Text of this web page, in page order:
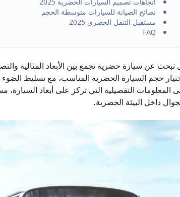
نصائح الصيانة للسيارات متوسطة الحجم
مستقبل التنقل الحضري 2025
FAQ
حجم السيارة الحضرية المناسب، مع تسليط
المعلومات التفصيلية التي تركز على أبعاد السيارة،
داخل البيئة الحضرية.